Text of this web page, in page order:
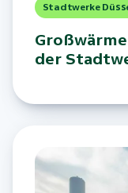
Stadtwerke
der